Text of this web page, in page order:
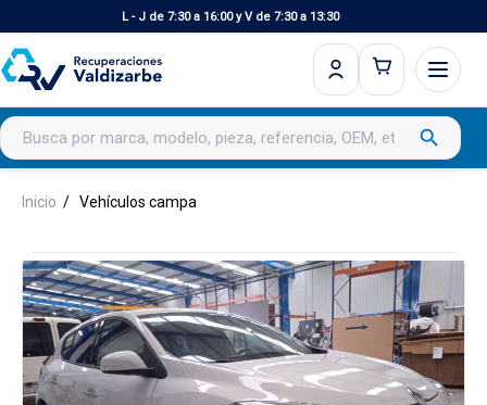
L - J de 7:30 a 16:00 y V de 7:30 a 13:30
Buscar productos search
Inicio Vehículos campa